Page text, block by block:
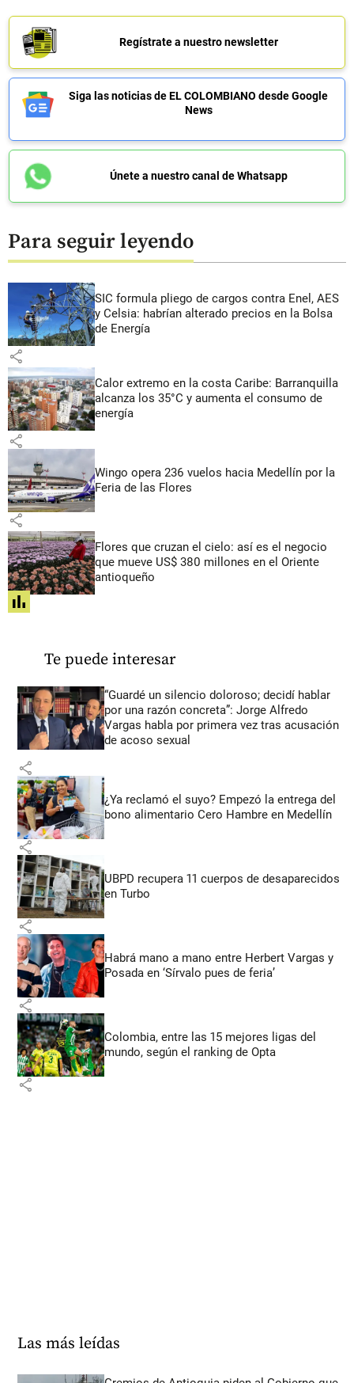
Regístrate a nuestro newsletter
Siga las noticias de EL COLOMBIANO desde Google
News
Únete a nuestro canal de Whatsapp
Para seguir leyendo
SIC formula pliego de cargos contra Enel, AES
y Celsia: habrían alterado precios en la Bolsa
de Energía
share
Calor extremo en la costa Caribe: Barranquilla
alcanza los 35°C y aumenta el consumo de
energía
share
Wingo opera 236 vuelos hacia Medellín por la
Feria de las Flores
share
Flores que cruzan el cielo: así es el negocio
que mueve US$ 380 millones en el Oriente
antioqueño
share
Te puede interesar
“Guardé un silencio doloroso; decidí hablar
por una razón concreta”: Jorge Alfredo
Vargas habla por primera vez tras acusación
de acoso sexual
share
¿Ya reclamó el suyo? Empezó la entrega del
bono alimentario Cero Hambre en Medellín
share
UBPD recupera 11 cuerpos de desaparecidos
en Turbo
share
Habrá mano a mano entre Herbert Vargas y
Posada en ‘Sírvalo pues de feria’
share
Colombia, entre las 15 mejores ligas del
mundo, según el ranking de Opta
share
Las más leídas